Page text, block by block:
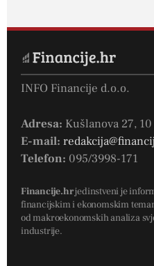
INFO Financije d.o.o.
Adresa: Kušlanova 27,
E-mail:
Telefon: 095/3998-171
Financije.hrjedinstveni je
financijskim i ekonomskim
od makroekonomskih analiza
industrije.